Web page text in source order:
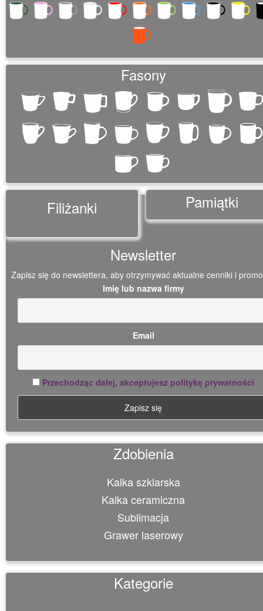
Fasony
Filiżanki Pamiątki
Newsletter
Zapisz się do newslettera, aby otrzymywać aktualne cenniki i
Imię lub nazwa firmy
Email
Przechodząc dalej, akceptujesz politykę prywatności
Zdobienia
Kalka szklarska
Kalka ceramiczna
Sublimacja
Grawer laserowy
Kategorie